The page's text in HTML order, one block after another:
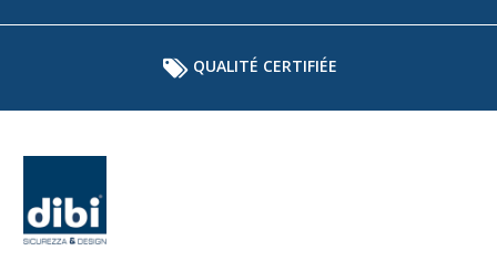
QUALITÉ CERTIFIÉE